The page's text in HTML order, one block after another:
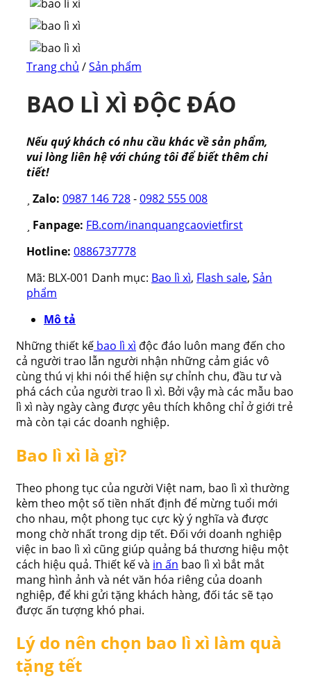
Trang chủ /Sản phẩm
BAO LÌ XÌ ĐỘC ĐÁO
Nếu quý khách có nhu cầu khác về sản phẩm,
vui lòng liên hệ với chúng tôi để biết thêm chi
tiết!
Zalo: 0987 146 728-0982 555 008
Fanpage: FB.com/inanquangcaovietfirst
Hotline: 0886737778
Mã: BLX-001 Danh mục: Bao lì xì, Flash sale, Sản
phẩm
Mô tả
Những thiết kế bao lì xì độc đáo luôn mang đến cho
cả người trao lẫn người nhận những cảm giác vô
cùng thú vị khi nói thể hiện sự chỉnh chu, đầu tư và
phá cách của người trao lì xì. Bởi vậy mà các mẫu bao
lì xì này ngày càng được yêu thích không chỉ ở giới trẻ
mà còn tại các doanh nghiệp.
Bao lì xì là gì?
Theo phong tục của người Việt nam, bao lì xì thường
kèm theo một số tiền nhất định để mừng tuổi mới
cho nhau, một phong tục cực kỳ ý nghĩa và được
mong chờ nhất trong dịp tết. Đối với doanh nghiệp
việc in bao lì xì cũng giúp quảng bá thương hiệu một
cách hiệu quả. Thiết kế và in ấn bao lì xì bắt mắt
mang hình ảnh và nét văn hóa riêng của doanh
nghiệp, để khi gửi tặng khách hàng, đối tác sẽ tạo
được ấn tượng khó phai.
Lý do nên chọn bao lì xì làm quà
tặng tết